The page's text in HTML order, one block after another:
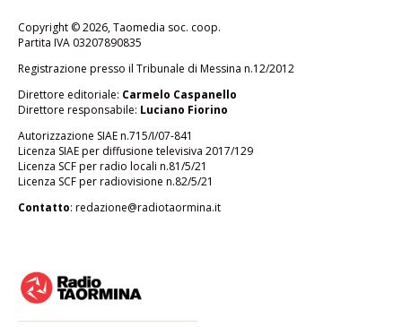
Copyright © 2026, Taomedia soc. coop.
Partita IVA 03207890835
Registrazione presso il Tribunale di Messina n.12/2012
Direttore editoriale: Carmelo Caspanello
Direttore responsabile: Luciano Fiorino
Autorizzazione SIAE n.715/I/07-841
Licenza SIAE per diffusione televisiva 2017/129
Licenza SCF per radio locali n.81/5/21
Licenza SCF per radiovisione n.82/5/21
Contatto: redazione@radiotaormina.it